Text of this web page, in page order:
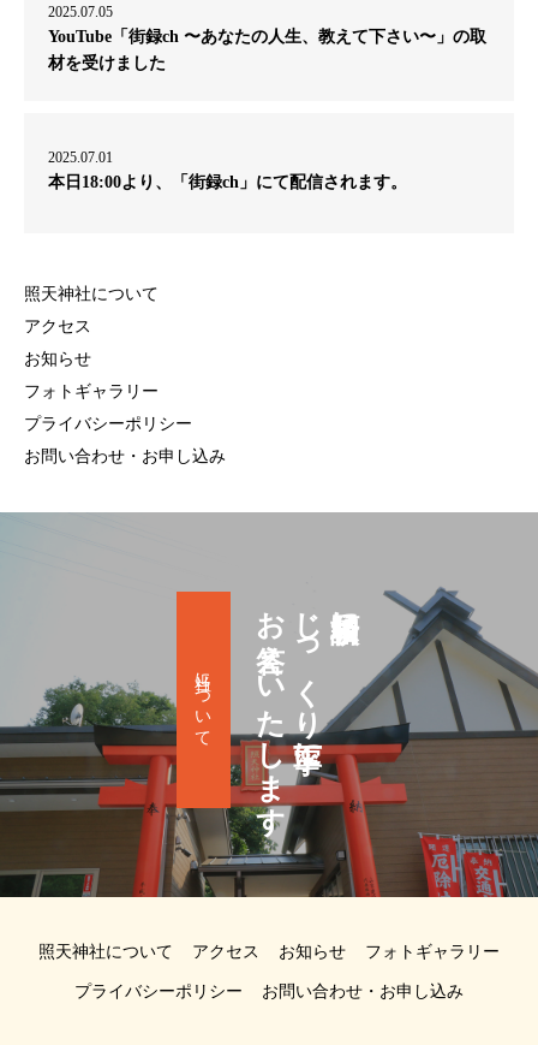
2025.07.05
YouTube「街録ch 〜あなたの人生、教えて下さい〜」の取
材を受けました
2025.07.01
本日18:00より、「街録ch」にて配信されます。
照天神社について
アクセス
お知らせ
フォトギャラリー
プライバシーポリシー
お問い合わせ・お申し込み
祈願相談に
じっくり丁寧に
お答えいたします
当社について
照天神社について アクセス お知らせ フォトギャラリー
プライバシーポリシー お問い合わせ・お申し込み